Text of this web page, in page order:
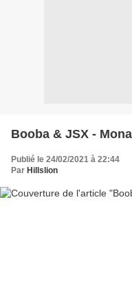
Booba & JSX -
Publié le 24/02/2021 à 22:44
Par Hillslion